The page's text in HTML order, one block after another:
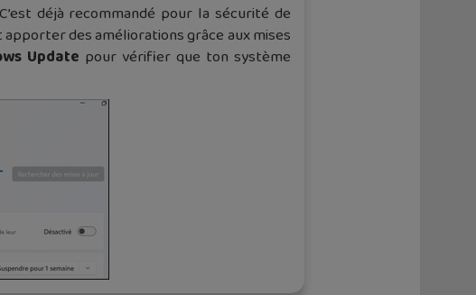
déjà recommandé pour la sécurité de
des améliorations grâce aux mises
Update pour vérifier que ton système